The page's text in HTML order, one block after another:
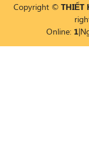
Copyright © THIẾT
Online: 1|